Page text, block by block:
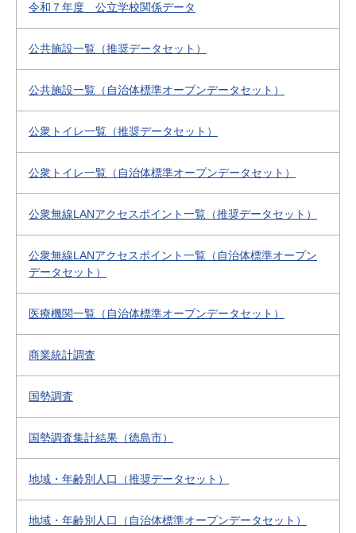
令和７年度 公立学校関係データ
公共施設一覧（推奨データセット）
公共施設一覧（自治体標準オープンデータセット）
公衆トイレ一覧（推奨データセット）
公衆トイレ一覧（自治体標準オープンデータセット）
公衆無線LANアクセスポイント一覧（推奨データセット）
公衆無線LANアクセスポイント一覧（自治体標準オープン
データセット）
医療機関一覧（自治体標準オープンデータセット）
商業統計調査
国勢調査
国勢調査集計結果（徳島市）
地域・年齢別人口（推奨データセット）
地域・年齢別人口（自治体標準オープンデータセット）